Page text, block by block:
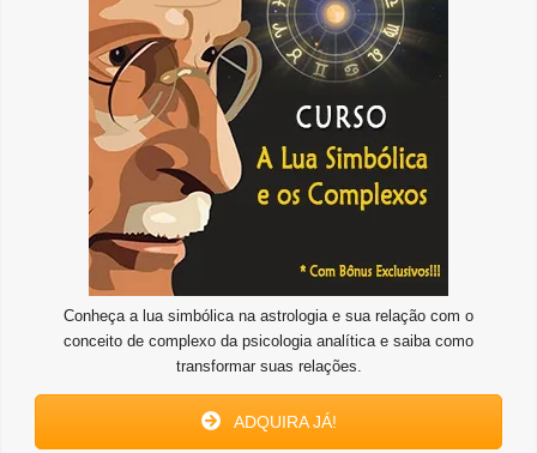
Conheça a lua simbólica na astrologia e sua relação com o
conceito de complexo da psicologia analítica e saiba como
transformar suas relações.
ADQUIRA JÁ!